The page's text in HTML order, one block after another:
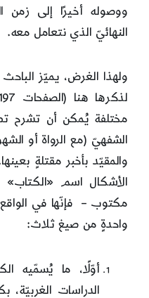
ووصوله أخيرًا إلى زمن
النهائيّ الذي نتعامل معه.
ولهذا الغرض، يميّز
مختلفة يُمكن أن تشرح
الشفهيّ (مع الرواة أو
والمقيّد بأخبر مقتلةٍ
الأشكال اسم
مكتوب – فإنّها في
واحدةٍ من صيغ ثلاث:
أوّلًا، ما يُسمّيه
الدراسات الغربيّة،